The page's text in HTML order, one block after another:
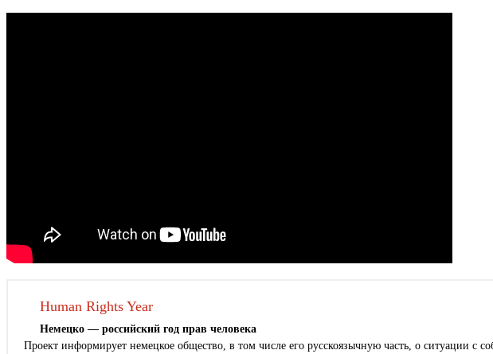
Human Rights Year
Немецко — российский год прав человека
Проект информирует немецкое общество, в том числе его русскоязычную часть, о ситуации с